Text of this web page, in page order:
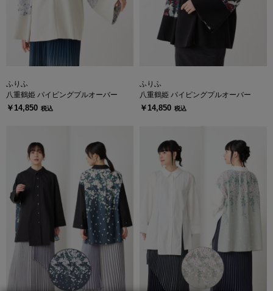
ふりふ
八重鶴姫 パイピングプルオーバー
￥14,850 税込
ふりふ
八重鶴姫 パイピングプルオーバー
￥14,850 税込